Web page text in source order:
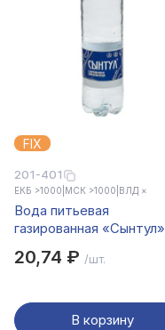
FIX
201-401
ЕКБ >1000 МСК >1000 ВЛД ×
Вода питьевая
газированная «Сынтул»
20,74 ₽ /шт.
В корзину